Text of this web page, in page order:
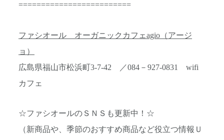
=========================
ファシオール オーガニックカフェagio（アージ
ョ）
広島県福山市松浜町3-7-42 ／084－927-0831 wifi
カフェ
☆ファシオールのＳＮＳも更新中！☆
（新商品や、季節のおすすめ商品など役立つ情報Ｕ